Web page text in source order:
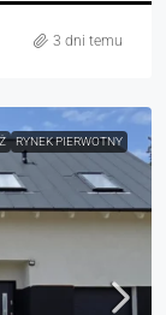
3 dni temu
RYNEK PIERWOTNY